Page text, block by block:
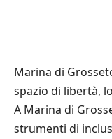
Marina di
spazio di libertà,
A Marina di
strumenti di